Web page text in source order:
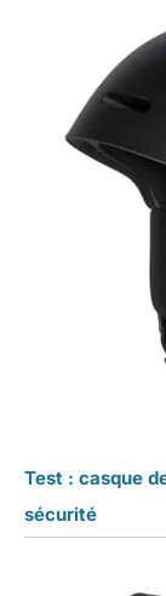
Test : casque
sécurité